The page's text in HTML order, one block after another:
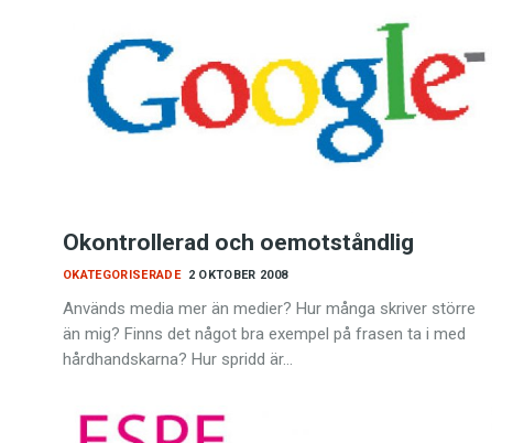
Okontrollerad och oemotståndlig
2 OKTOBER 2008
OKATEGORISERADE
Används media mer än medier? Hur många skriver större
än mig? Finns det något bra exempel på frasen ta i med
hårdhandskarna? Hur spridd är…